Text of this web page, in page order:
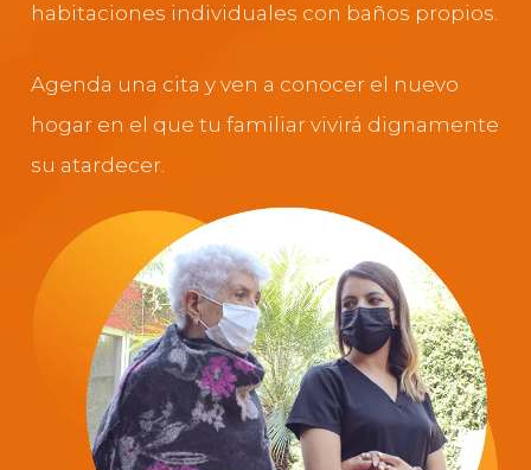
habitaciones individuales con baños propios.
Agenda una cita y ven a conocer el nuevo
hogar en el que tu familiar vivirá dignamente
su atardecer.